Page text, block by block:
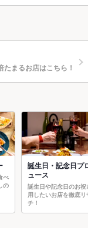
まるお店はこちら！
べ
の
誕生日・記念日プ
ュース
誕生日や記念日のお祝
用したいお店を徹底リ
チ！